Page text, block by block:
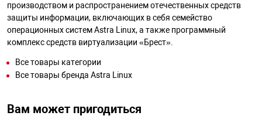
производством и распространением отечественных средств
защиты информации, включающих в себя семейство
операционных систем Astra Linux, а также программный
комплекс средств виртуализации «Брест».
Все товары категории
Все товары бренда Astra Linux
Вам может пригодиться